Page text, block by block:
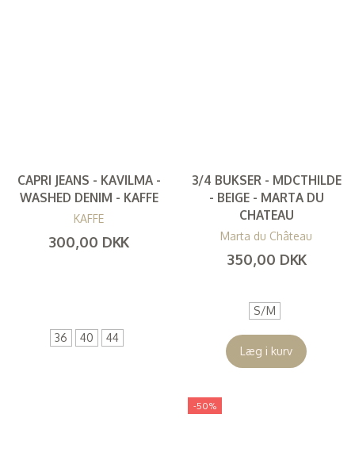
CAPRI JEANS - KAVILMA -
WASHED DENIM - KAFFE
KAFFE
300,00 DKK
36 40 44
3/4 BUKSER - MDCTHILDE
- BEIGE - MARTA DU
CHATEAU
Marta du Château
350,00 DKK
S/M
Læg i kurv
-50%